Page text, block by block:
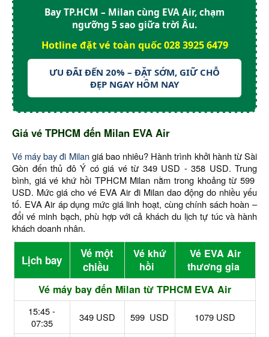
Bay TP.HCM – Milan cùng EVA Air, chạm
ngưỡng 5 sao giữa trời Âu.
Hotline đặt vé toàn quốc028 3925 6479
ƯU ĐÃI ĐẾN 20% – ĐẶT SỚM, GIỮ CHỖ
ĐẸP NGAY HÔM NAY
Giá vé TPHCM đến Milan EVA Air
Vé máy bay đi Milangiá bao nhiêu? Hành trình khởi hành từ Sài
Gòn đến thủ đô Ý có giá vé từ 349 USD - 358 USD. Trung
bình, giá vé khứ hồi TPHCM Milan nằm trong khoảng từ 599
USD. Mức giá cho vé EVA Air đi Milan dao động do nhiều yếu
tố. EVA Air áp dụng mức giá linh hoạt, cùng chính sách hoàn –
đổi vé minh bạch, phù hợp với cả khách du lịch tự túc và hành
khách doanh nhân.
Lịch bay
Vé một
chiều
Vé khứ
hồi
Vé EVA Air
thương gia
Vé máy bay đến Milan từ TPHCM EVA Air
15:45 -
07:35
349 USD 599 USD 1079 USD